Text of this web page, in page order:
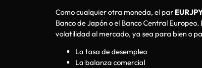
Como cualquier otra moneda, el par
Banco de Japón o el Banco Central
volatilidad al mercado, ya sea para bien o
La tasa de desempleo
La balanza comercial